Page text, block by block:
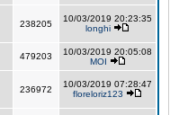
238205
10/03/2019 20:23:35
longhi
479203
10/03/2019 20:05:08
MOI
236972
10/03/2019 07:28:47
floreloriz123